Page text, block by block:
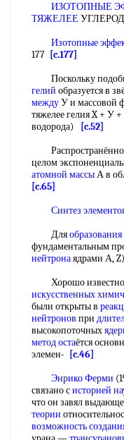
ИЗОТОПНЫЕ
ТЯЖЕЛЕЕ
Изотопные
177 [c.177]
Поскольку
гелий образуется в
междуУ и массовой
тяжелее гелия X + У
водорода)
[c.52]
целом
атомной массыА в
[c.65]
Синтез
Для
фундаментальным
нейтронаядрами А,
Хорошо известно,
искусственных
были открыты в
нейтронов при
высокопоточных
метод остаётся
элемен-
[c.46]
Энрико Ферми
связано систорией
что он завял
теории
возможность